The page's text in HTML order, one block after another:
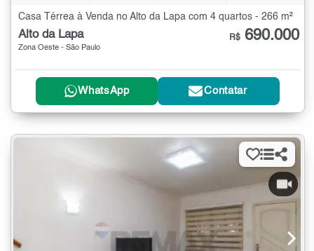
Casa Térrea à Venda no Alto da Lapa com 4 quartos - 266 m²
Alto da Lapa
Zona Oeste - São Paulo
R$ 690.000
WhatsApp Contatar